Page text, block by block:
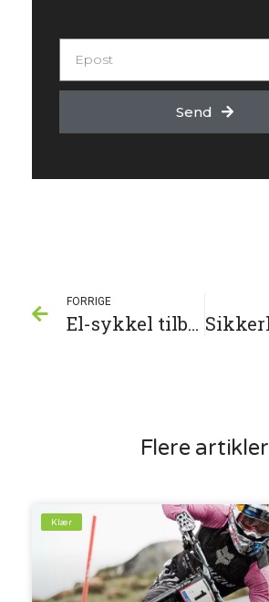
Send
FORRIGE
El-sykkel tilbud – Utforsk kvalitetsmerker med opptil 40% rabatt
Flere artikler
Klær